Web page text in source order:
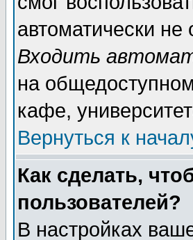
автоматически
Входить
на
кафе,
Вернуться к
Как сделать,
пользователей?
В настройках